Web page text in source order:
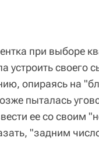
при выборе
устроить своего
опираясь на
пыталась
ее со своим
"задним